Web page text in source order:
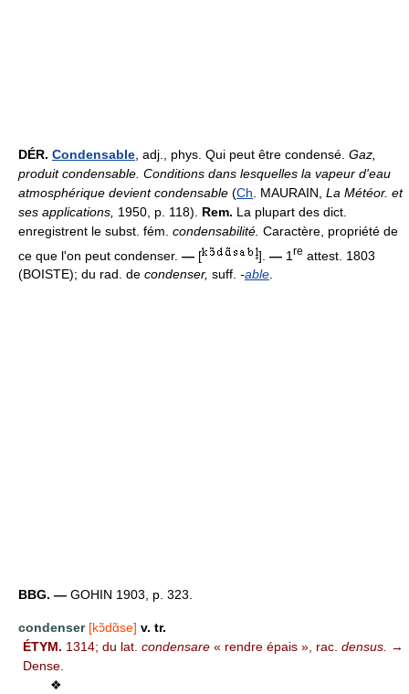
DÉR. Condensable , adj., phys. Qui peut être condensé. Gaz,
produit condensable. Conditions dans lesquelles la vapeur d'eau
atmosphérique devient condensable (Ch . MAURAIN, La Météor. et
ses applications, 1950, p. 118). Rem. La plupart des dict.
enregistrent le subst. fém. condensabilité. Caractère, propriété de
ce que l'on peut condenser. — [ ]. — 1 re attest. 1803
(BOISTE); du rad. de condenser, suff. -able.
BBG. — GOHIN 1903, p. 323.
condenser [kɔ̃dɑ̃se] v. tr.
ÉTYM. 1314; du lat. condensare « rendre épais », rac. densus. →
Dense.
❖